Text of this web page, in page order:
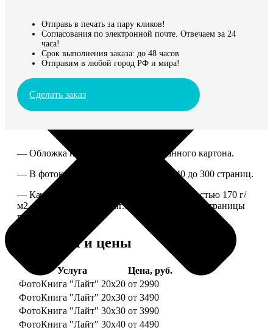
Отправь в печать за пару кликов!
Согласования по электронной почте. Отвечаем за 24
часа!
Срок выполнения заказа: до 48 часов
Отправим в любой город РФ и мира!
Сделать заказ
— Обложка из твердого ламинированного картона.
— В фотокниге можно разместить от 40 до 300 страниц.
— Качественная мелованная бумага плотностью 170 г/
м2, то есть страницы выглядят, как плотные страницы
глянцевого журнала.
Форматы и цены
Услуга
Цена, руб.
ФотоКнига "Лайт" 20x20 от 2990
ФотоКнига "Лайт" 20x30 от 3490
ФотоКнига "Лайт" 30x30 от 3990
ФотоКнига "Лайт" 30x40 от 4490